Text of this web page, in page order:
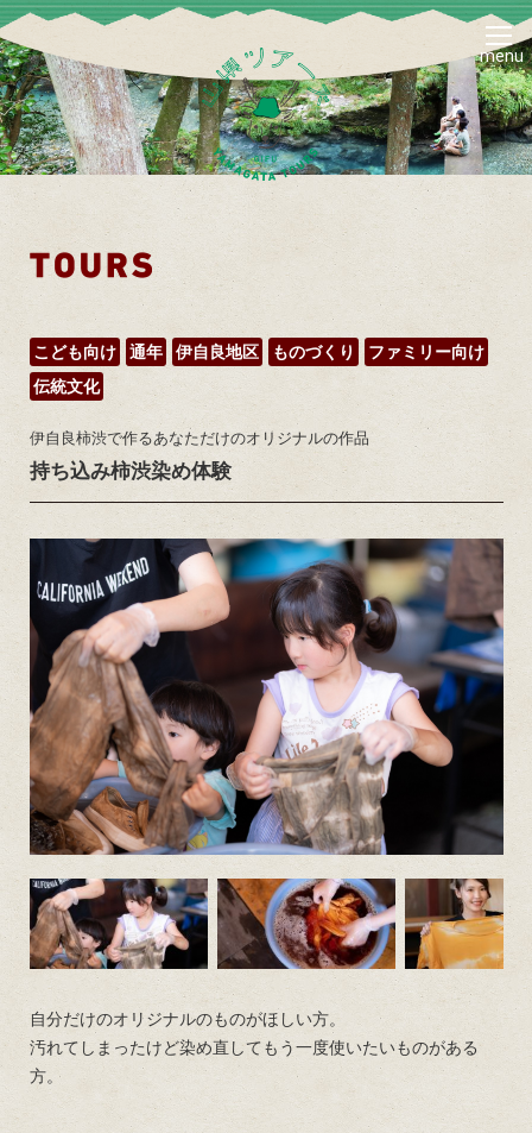
menu
こども向け 通年 伊自良地区 ものづくり
ファミリー向け
伝統文化
伊自良柿渋で作るあなただけのオリジナルの作品
持ち込み柿渋染め体験
自分だけのオリジナルのものがほしい方。
汚れてしまったけど染め直してもう一度使いたいものがある
方。